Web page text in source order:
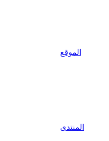
الموقع
المنتدى